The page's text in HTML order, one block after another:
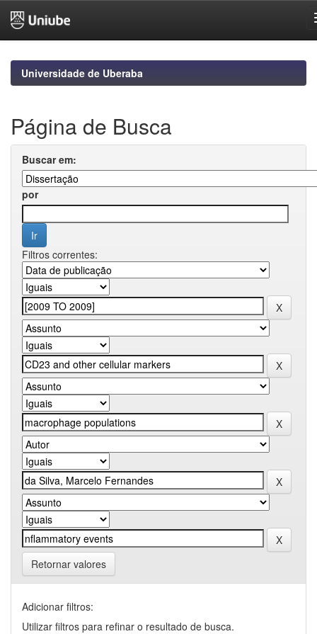
navigationUniversidade de Uberaba
Página de Busca
Buscar em:
por
Filtros correntes:
Retornar valores
Adicionar filtros:
Utilizar filtros para refinar o resultado de busca.